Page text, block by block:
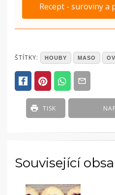
Recept - suroviny a
POSTED
ČLÁNKY
ŠTÍTKY: HOUBY MASO
TISK
Související